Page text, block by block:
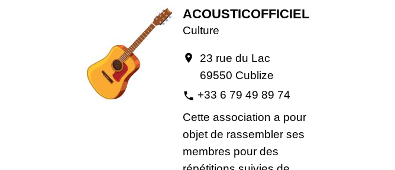
ACOUSTICOFFICIEL
Culture
location_on
23 rue du Lac
69550 Cublize
phone +33 6 79 49 89 74
Cette association a pour
objet de rassembler ses
membres pour des